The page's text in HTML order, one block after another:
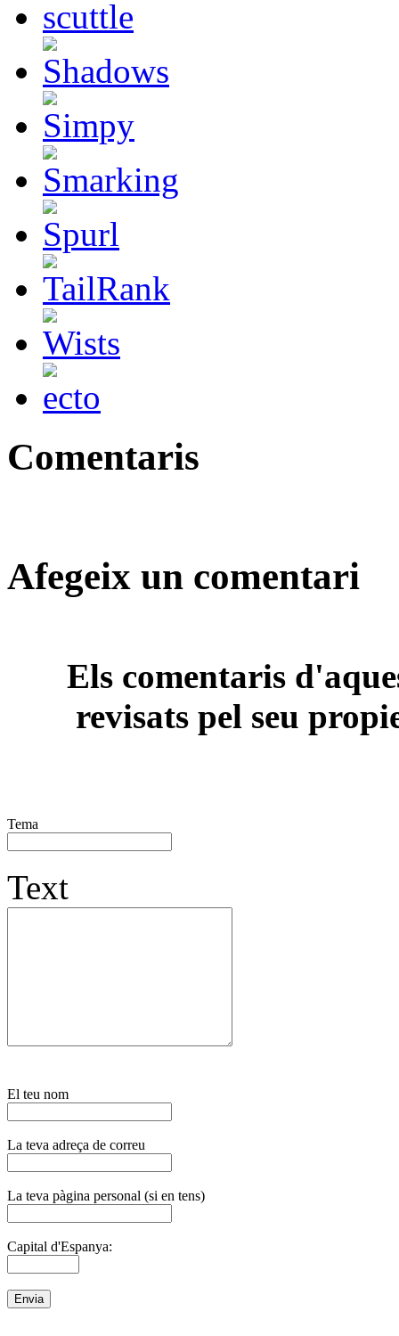
Comentaris
Afegeix un comentari
Els comentaris
revisats pel seu
Tema
Text
El teu nom
La teva adreça de correu
La teva pàgina personal (si en tens)
Capital d'Espanya: